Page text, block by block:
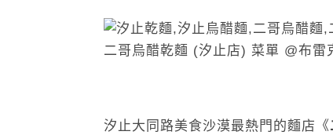
汐止大同路美食沙漠最熱門的麵店《